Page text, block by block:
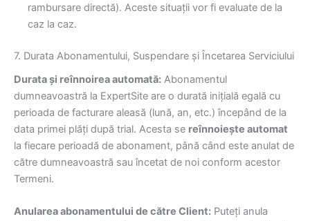
rambursare directă). Aceste situații vor fi evaluate de la
caz la caz.
7. Durata Abonamentului, Suspendare și Încetarea Serviciului
Durata și reînnoirea automată: Abonamentul
dumneavoastră la ExpertSite are o durată inițială egală cu
perioada de facturare aleasă (lună, an, etc.) începând de la
data primei plăți după trial. Acesta se reînnoiește automat
la fiecare perioadă de abonament, până când este anulat de
către dumneavoastră sau încetat de noi conform acestor
Termeni.
Anularea abonamentului de către Client: Puteți anula